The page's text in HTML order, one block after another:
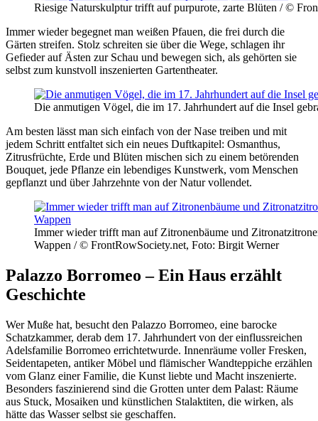
Riesige Naturskulptur trifft auf purpurote, zarte Blüten / ©
Immer wieder begegnet man weißen Pfauen, die frei durch die
Gärten streifen. Stolz schreiten sie über die Wege, schlagen ihr
Gefieder auf Ästen zur Schau und bewegen sich, als gehörten sie
selbst zum kunstvoll inszenierten Gartentheater.
Die anmutigen Vögel, die im 17. Jahrhundert auf die Insel
Am besten lässt man sich einfach von der Nase treiben und mit
jedem Schritt entfaltet sich ein neues Duftkapitel: Osmanthus,
Zitrusfrüchte, Erde und Blüten mischen sich zu einem betörenden
Bouquet, jede Pflanze ein lebendiges Kunstwerk, vom Menschen
gepflanzt und über Jahrzehnte von der Natur vollendet.
Immer wieder trifft man auf Zitronenbäume und
Wappen / © FrontRowSociety.net, Foto: Birgit Werner
Palazzo Borromeo – Ein Haus erzählt
Geschichte
Wer Muße hat, besucht den Palazzo Borromeo, eine barocke
Schatzkammer, derab dem 17. Jahrhundert von der einflussreichen
Adelsfamilie Borromeo errichtetwurde. Innenräume voller Fresken,
Seidentapeten, antiker Möbel und flämischer Wandteppiche erzählen
vom Glanz einer Familie, die Kunst liebte und Macht inszenierte.
Besonders faszinierend sind die Grotten unter dem Palast: Räume
aus Stuck, Mosaiken und künstlichen Stalaktiten, die wirken, als
hätte das Wasser selbst sie geschaffen.